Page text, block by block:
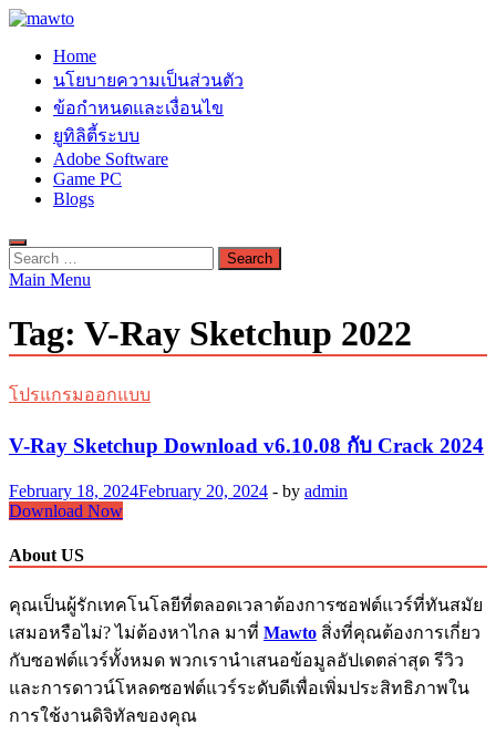
Skip
content
MAWTO
ดาวน์โหลดโปรแกรมฟรี ตัวเต็มถาวร ใหม่ 2023 ไม่ครอบลิงค์
Home
นโยบายความเป็นส่วนตัว
ข้อกำหนดและเงื่อนไข
ยูทิลิตี้ระบบ
Adobe Software
Game PC
Blogs
Search
for:
Main Menu
Tag: V-Ray Sketchup 2022
โปรแกรมออกแบบ
V-Ray Sketchup Download v6.10.08 กับ Crack 2024
February 18, 2024February 20, 2024 - by admin
V-
Sketchup
Download
v6.10.08
กับ
Crack
2024
Download Now
About US
คุณเป็นผู้รักเทคโนโลยีที่ตลอดเวลาต้องการซอฟต์แวร์ที่ทันสมัย
เสมอหรือไม่? ไม่ต้องหาไกล มาที่ Mawto สิ่งที่คุณต้องการเกี่ยว
กับซอฟต์แวร์ทั้งหมด พวกเรานำเสนอข้อมูลอัปเดตล่าสุด รีวิว
และการดาวน์โหลดซอฟต์แวร์ระดับดีเพื่อเพิ่มประสิทธิภาพใน
การใช้งานดิจิทัลของคุณ